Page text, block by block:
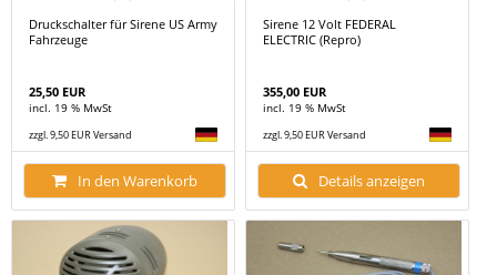
Druckschalter für Sirene US Army
Fahrzeuge
25,50 EUR
incl. 19 % MwSt
zzgl. 9,50 EUR Versand
In den Warenkorb
Sirene 12 Volt FEDERAL
ELECTRIC (Repro)
355,00 EUR
incl. 19 % MwSt
zzgl. 9,50 EUR Versand
Details anzeigen